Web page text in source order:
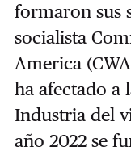
formaron sus
socialista
America
ha afectado a
Industria del
año 2022 se